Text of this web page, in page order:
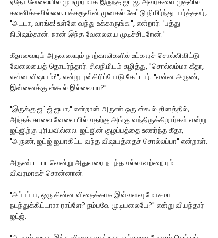
ஏதோ வேலையில் மும்முரமாக இருந்த ஜட்ஜ், அவர்களை முதலில்
கவனிக்கவில்லை. பக்கரூவின் முனகல் கேட்டு நிமிர்ந்து பார்த்தவர்,
"அடடா, வாங்க! உள்ளே வந்து உக்காருங்க.", என்றார். "பத்து
நிமிஷம்தான். நான் இந்த வேலையை முடிச்சிடறேன்."
கீதாவையும் அருணையும் நாற்காலிகளில் உட்காரச் சொல்லிவிட்டு
வேலையைத் தொடர்ந்தார். சிலநிமிடம் கழித்து, "சொல்லம்மா கீதா,
என்ன விஷயம்?", என்று புன்சிரிப்போடு கேட்டார். "என்ன அருண்,
இன்னைக்கு ஸ்கூல் இல்லையா?"
"இருக்கு ஜட்ஜ் ஐயா," என்றான் அருண் ஒரு ஸ்கூல் தினத்தில்,
அந்தக் காலை வேளையில் எதற்கு அங்கு வந்திருக்கிறார்கள் என்று
ஜட்ஜிற்கு புரியவில்லை. ஜட்ஜின் குழப்பத்தை உணர்ந்த கீதா,
"அருண், ஜட்ஜ் ஐயாகிட்ட வந்த விஷயத்தைச் சொல்லப்பா" என்றாள்.
அருண் படபடவென்று அதுவரை நடந்த எல்லாவற்றையும்
விவரமாகச் சொன்னான்.
"அப்பப்பா, ஒரு சின்ன விதைக்காக இவ்வளவு மோசமா
நடந்துக்கிட்டாரா ராப்ளே? நம்பவே முடியலையே?" என்று வியந்தார்
ஜட்ஜ்.